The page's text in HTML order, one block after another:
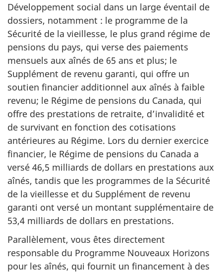
Développement social dans un large éventail de
dossiers, notamment : le programme de la
Sécurité de la vieillesse, le plus grand régime de
pensions du pays, qui verse des paiements
mensuels aux aînés de 65 ans et plus; le
Supplément de revenu garanti, qui offre un
soutien financier additionnel aux aînés à faible
revenu; le Régime de pensions du Canada, qui
offre des prestations de retraite, d’invalidité et
de survivant en fonction des cotisations
antérieures au Régime. Lors du dernier exercice
financier, le Régime de pensions du Canada a
versé 46,5 milliards de dollars en prestations aux
aînés, tandis que les programmes de la Sécurité
de la vieillesse et du Supplément de revenu
garanti ont versé un montant supplémentaire de
53,4 milliards de dollars en prestations.
Parallèlement, vous êtes directement
responsable du Programme Nouveaux Horizons
pour les aînés, qui fournit un financement à des